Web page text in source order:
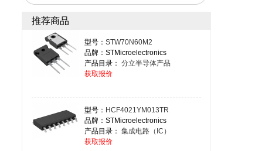
推荐商品
型号： STW70N60M2
品牌：STMicroelectronics
产品目录： 分立半导体产品
获取报价
型号： HCF4021YM013TR
品牌：STMicroelectronics
产品目录： 集成电路（IC）
获取报价